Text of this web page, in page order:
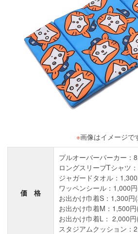
※画像はイメージで
価 格
プルオーバーパーカー：
ロングスリーブTシャツ
ジャガードタオル：
ワッペンシール：1,000
お出かけ巾着S：1,300円
お出かけ巾着M：1,500
お出かけ巾着L： 2,000
スタジアムクッション：